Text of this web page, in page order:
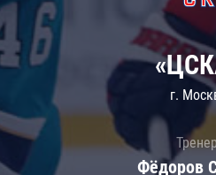
г.
Фёдоров